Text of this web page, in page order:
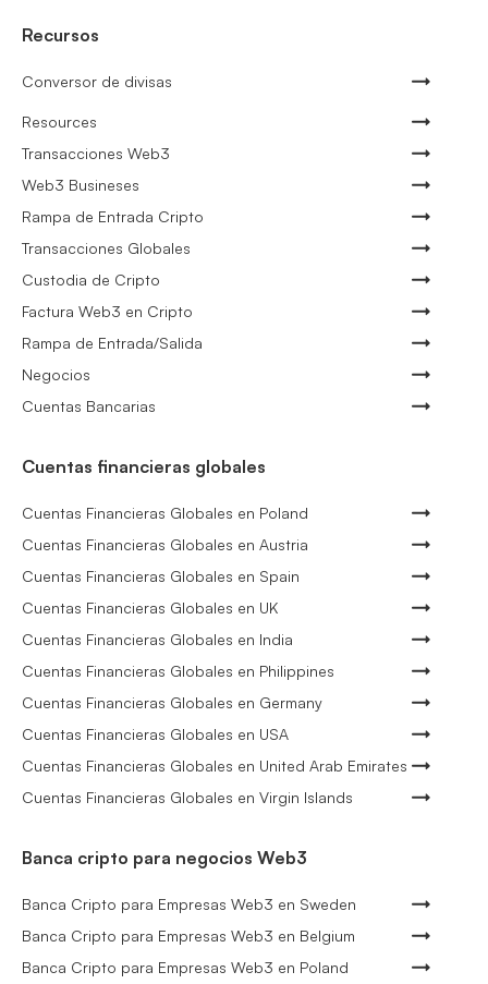
Recursos
Conversor de divisas
Resources
Transacciones Web3
Web3 Busineses
Rampa de Entrada Cripto
Transacciones Globales
Custodia de Cripto
Factura Web3 en Cripto
Rampa de Entrada/Salida
Negocios
Cuentas Bancarias
Cuentas financieras globales
Cuentas Financieras Globales en Poland
Cuentas Financieras Globales en Austria
Cuentas Financieras Globales en Spain
Cuentas Financieras Globales en UK
Cuentas Financieras Globales en India
Cuentas Financieras Globales en Philippines
Cuentas Financieras Globales en Germany
Cuentas Financieras Globales en USA
Cuentas Financieras Globales en United Arab Emirates
Cuentas Financieras Globales en Virgin Islands
Banca cripto para negocios Web3
Banca Cripto para Empresas Web3 en Sweden
Banca Cripto para Empresas Web3 en Belgium
Banca Cripto para Empresas Web3 en Poland